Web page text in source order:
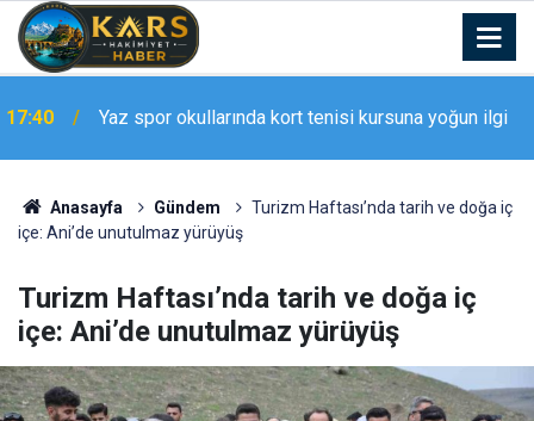
17:33 Muş’ta Kızılay ekiplerinden öğrencilere ikram
Anasayfa Gündem
Turizm Haftası’nda tarih ve doğa iç
içe: Ani’de unutulmaz yürüyüş
Turizm Haftası’nda tarih ve doğa iç
içe: Ani’de unutulmaz yürüyüş